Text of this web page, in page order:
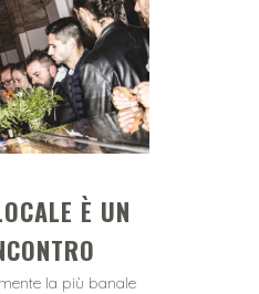
È UN
la più banale